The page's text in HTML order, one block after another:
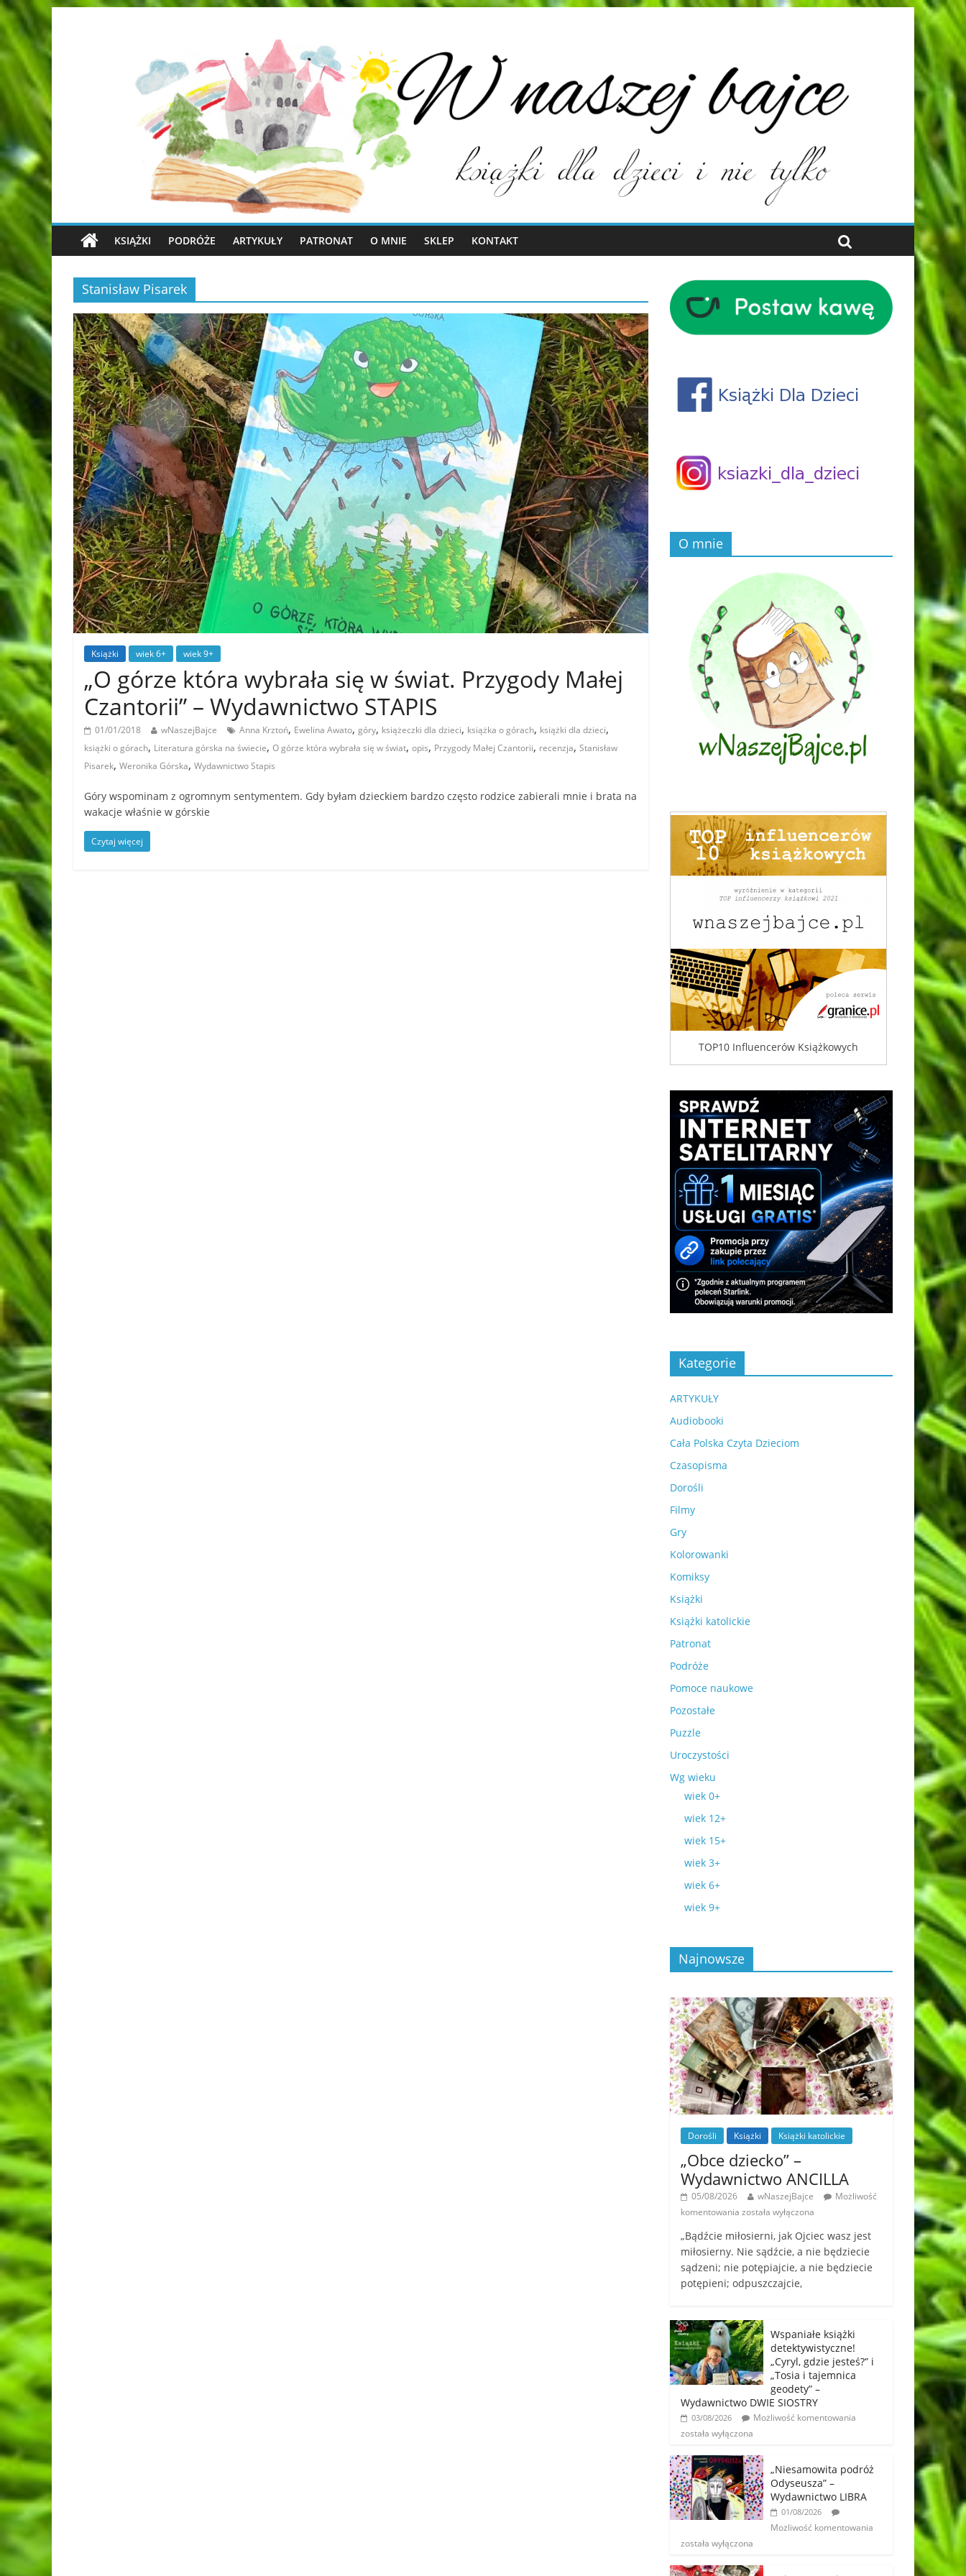
KSIĄŻKI PODRÓŻE ARTYKUŁY PATRONAT O MNIE SKLEP KONTAKT
Stanisław Pisarek
Książki wiek 6+ wiek 9+
„O górze która wybrała się w świat. Przygody Małej
Czantorii” – Wydawnictwo STAPIS
01/01/2018 wNaszejBajce Anna Krztoń, Ewelina Awato, góry, książeczki dla dzieci, książka o górach, książki dla dzieci,
książki o górach, Literatura górska na świecie, O górze która wybrała się w świat, opis, Przygody Małej Czantorii, recenzja, Stanisław
Pisarek, Weronika Górska, Wydawnictwo Stapis
Góry wspominam z ogromnym sentymentem. Gdy byłam dzieckiem bardzo często rodzice zabierali mnie i brata na
wakacje właśnie w górskie
Czytaj więcej
O mnie
TOP10 Influencerów Książkowych
Kategorie
ARTYKUŁY
Audiobooki
Cała Polska Czyta Dzieciom
Czasopisma
Dorośli
Filmy
Gry
Kolorowanki
Komiksy
Książki
Książki katolickie
Patronat
Podróże
Pomoce naukowe
Pozostałe
Puzzle
Uroczystości
Wg wieku
wiek 0+
wiek 12+
wiek 15+
wiek 3+
wiek 6+
wiek 9+
Najnowsze
Dorośli Książki Książki katolickie
„Obce dziecko” –
Wydawnictwo ANCILLA
05/08/2026 wNaszejBajce
Możliwość
komentowania została wyłączona
„Bądźcie miłosierni, jak Ojciec wasz jest
miłosierny. Nie sądźcie, a nie będziecie
sądzeni; nie potępiajcie, a nie będziecie
potępieni; odpuszczajcie,
Wspaniałe książki
detektywistyczne!
„Cyryl, gdzie jesteś?” i
„Tosia i tajemnica
geodety” –
Wydawnictwo DWIE SIOSTRY
03/08/2026
Możliwość komentowania
została wyłączona
„Niesamowita podróż
Odyseusza” –
Wydawnictwo LIBRA
01/08/2026
Możliwość komentowania
została wyłączona